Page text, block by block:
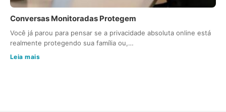
Conversas Monitoradas Protegem
Você já parou para pensar se a privacidade absoluta online está
realmente protegendo sua família ou,…
Leia mais